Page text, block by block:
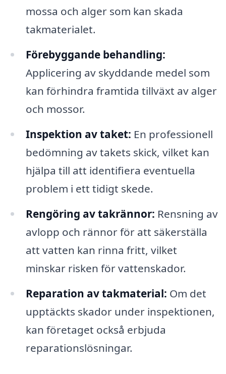
mossa och alger som kan skada
takmaterialet.
Förebyggande behandling:
Applicering av skyddande medel som
kan förhindra framtida tillväxt av alger
och mossor.
Inspektion av taket: En professionell
bedömning av takets skick, vilket kan
hjälpa till att identifiera eventuella
problem i ett tidigt skede.
Rengöring av takrännor: Rensning av
avlopp och rännor för att säkerställa
att vatten kan rinna fritt, vilket
minskar risken för vattenskador.
Reparation av takmaterial: Om det
upptäckts skador under inspektionen,
kan företaget också erbjuda
reparationslösningar.